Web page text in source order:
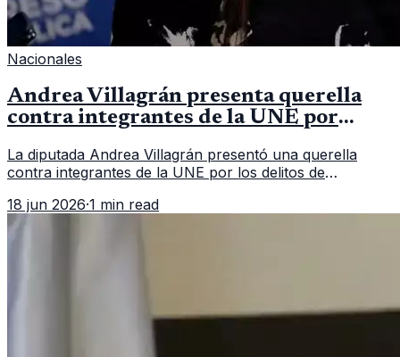
Nacionales
Andrea Villagrán presenta querella
contra integrantes de la UNE por
La diputada Andrea Villagrán presentó una querella
contra integrantes de la UNE por los delitos de
18 jun 2026·1 min read